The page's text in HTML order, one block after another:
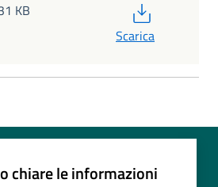
KB
Scarica
chiare le informazioni